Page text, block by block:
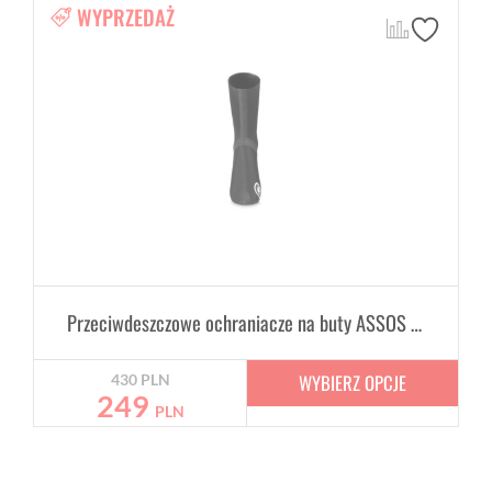
WYPRZEDAŻ
Przeciwdeszczowe ochraniacze na buty ASSOS Rain Bootie Black
430 PLN
249 PLN
WYBIERZ OPCJE